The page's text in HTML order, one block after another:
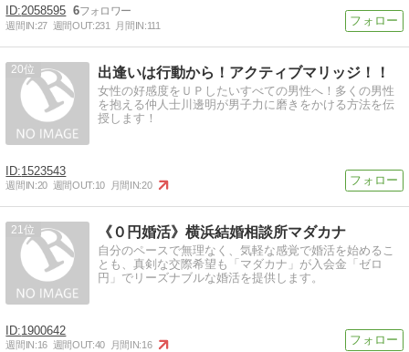
2058595 6
週間IN:27 週間OUT:231 月間IN:111
20 出逢いは行動から！アクティブマリッジ！！
女性の好感度をＵＰしたいすべての男性へ！多くの男性
を抱える仲人士川邊明が男子力に磨きをかける方法を伝
授します！
1523543
週間IN:20 週間OUT:10 月間IN:20
21 《０円婚活》横浜結婚相談所マダカナ
自分のペースで無理なく、気軽な感覚で婚活を始めるこ
とも、真剣な交際希望も「マダカナ」が入会金「ゼロ
円」でリーズナブルな婚活を提供します。
1900642
週間IN:16 週間OUT:40 月間IN:16